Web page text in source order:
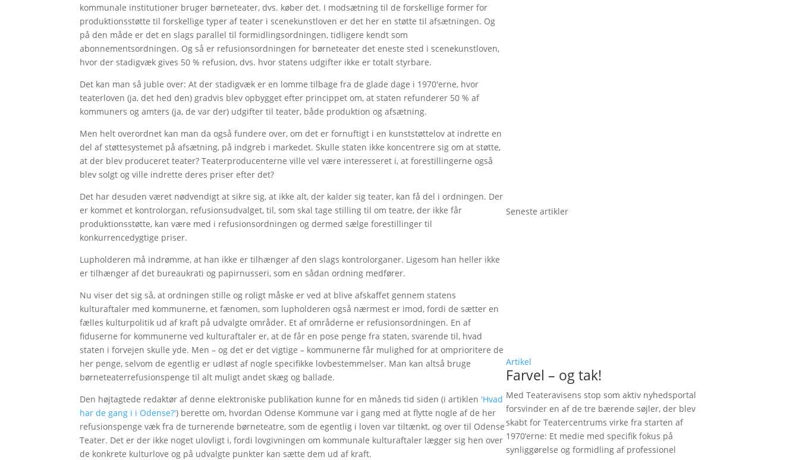
kommunale institutioner bruger børneteater, dvs. køber det. I modsætning til de forskellige former for
produktionsstøtte til forskellige typer af teater i scenekunstloven er det her en støtte til afsætningen. Og
på den måde er det en slags parallel til formidlingsordningen, tidligere kendt som
abonnementsordningen. Og så er refusionsordningen for børneteater det eneste sted i scenekunstloven,
hvor der stadigvæk gives 50 % refusion, dvs. hvor statens udgifter ikke er totalt styrbare.
Det kan man så juble over: At der stadigvæk er en lomme tilbage fra de glade dage i 1970'erne, hvor
teaterloven (ja, det hed den) gradvis blev opbygget efter princippet om, at staten refunderer 50 % af
kommuners og amters (ja, de var der) udgifter til teater, både produktion og afsætning.
Men helt overordnet kan man da også fundere over, om det er fornuftigt i en kunststøttelov at indrette en
del af støttesystemet på afsætning, på indgreb i markedet. Skulle staten ikke koncentrere sig om at støtte,
at der blev produceret teater? Teaterproducenterne ville vel være interesseret i, at forestillingerne også
blev solgt og ville indrette deres priser efter det?
Det har desuden været nødvendigt at sikre sig, at ikke alt, der kalder sig teater, kan få del i ordningen. Der
er kommet et kontrolorgan, refusionsudvalget, til, som skal tage stilling til om teatre, der ikke får
produktionsstøtte, kan være med i refusionsordningen og dermed sælge forestillinger til
konkurrencedygtige priser.
Lupholderen må indrømme, at han ikke er tilhænger af den slags kontrolorganer. Ligesom han heller ikke
er tilhænger af det bureaukrati og papirnusseri, som en sådan ordning medfører.
Nu viser det sig så, at ordningen stille og roligt måske er ved at blive afskaffet gennem statens
kulturaftaler med kommunerne, et fænomen, som lupholderen også nærmest er imod, fordi de sætter en
fælles kulturpolitik ud af kraft på udvalgte områder. Et af områderne er refusionsordningen. En af
fiduserne for kommunerne ved kulturaftaler er, at de får en pose penge fra staten, svarende til, hvad
staten i forvejen skulle yde. Men – og det er det vigtige – kommunerne får mulighed for at omprioritere de
her penge, selvom de egentlig er udløst af nogle specifikke lovbestemmelser. Man kan altså bruge
børneteaterrefusionspenge til alt muligt andet skæg og ballade.
Den højtagtede redaktør af denne elektroniske publikation kunne for en måneds tid siden (i artiklen 'Hvad
har de gang i i Odense?') berette om, hvordan Odense Kommune var i gang med at flytte nogle af de her
refusionspenge væk fra de turnerende børneteatre, som de egentlig i loven var tiltænkt, og over til Odense
Teater. Det er der ikke noget ulovligt i, fordi lovgivningen om kommunale kulturaftaler lægger sig hen over
de konkrete kulturlove og på udvalgte punkter kan sætte dem ud af kraft.
Seneste artikler
Artikel
Farvel – og tak!
Med Teateravisens stop som aktiv nyhedsportal
forsvinder en af de tre bærende søjler, der blev
skabt for Teatercentrums virke fra starten af
1970’erne: Et medie med specifik fokus på
synliggørelse og formidling af professionel